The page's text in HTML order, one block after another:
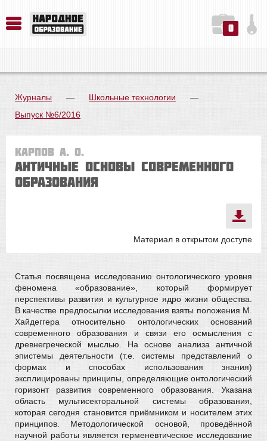
0
Журналы — Школьные технологии
—
Выпуск №6/2016
Карпов А. О.
Античные основы современного
образования
Материал в открытом доступе
Статья посвящена исследованию онтологического уровня
феномена «образование», который формирует
перспективы развития и культурное ядро жизни общества.
В качестве предпосылки исследования взяты положения М.
Хайдеггера относительно онтологических оснований
современного образования и связи его осмысления с
древнегреческой мыслью. На основе анализа античной
эпистемы деятельности (т.е. системы представлений о
формах и способах использования знания)
эксплицированы принципы, определяющие онтологический
горизонт развития современного образования. Указана
область мультисекторальной системы образования,
которая сегодня становится приёмником и носителем этих
принципов. Методологической основой, проведённой
научной работы является герменевтическое исследование